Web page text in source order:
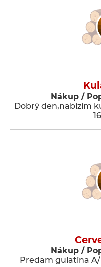
Nákup /
Dobrý den,nabízím
Nákup /
Predam gulatina